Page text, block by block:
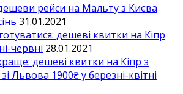
рейси на Мальту з Києва
31.01.2021
дешеві квитки на Кіпр
червні 28.01.2021
дешеві квитки на Кіпр з
Львова 1900₴ у березні-квітні